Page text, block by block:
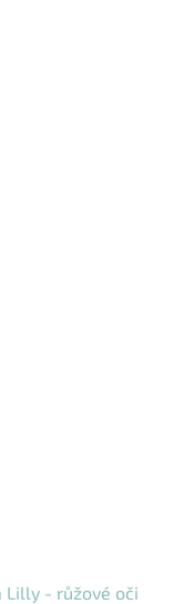
Lilly - růžové oči